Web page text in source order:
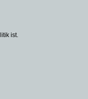
ist.